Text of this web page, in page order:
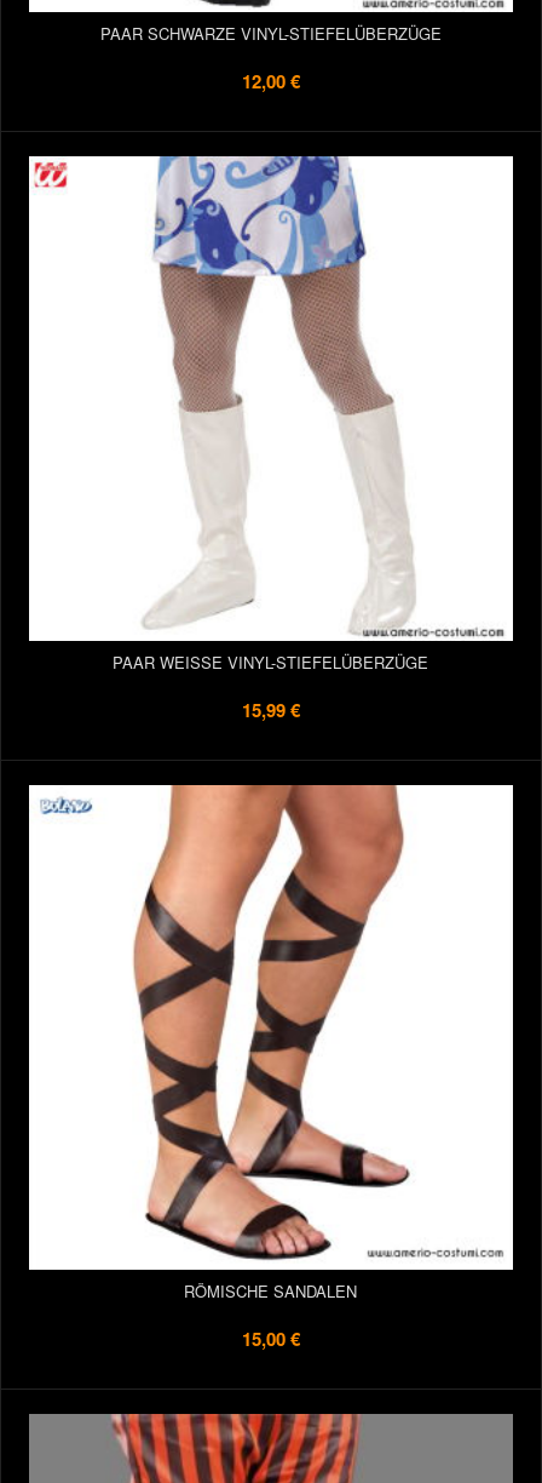
PAAR SCHWARZE VINYL-STIEFELÜBERZÜGE
12,00 €
PAAR WEISSE VINYL-STIEFELÜBERZÜGE
15,99 €
RÖMISCHE SANDALEN
15,00 €